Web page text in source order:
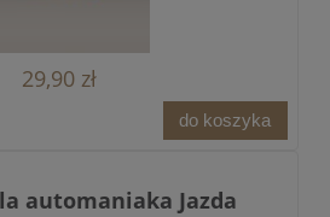
29,90 zł
do koszyka
automaniaka Jazda